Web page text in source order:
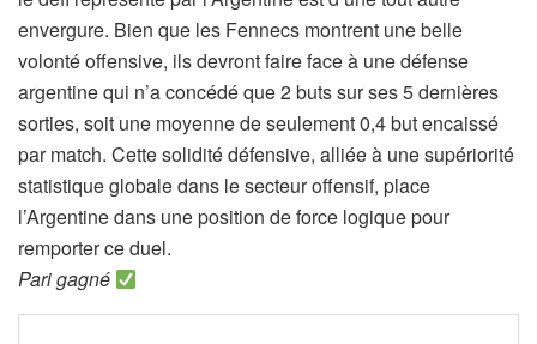
envergure. Bien que les Fennecs montrent une belle
volonté offensive, ils devront faire face à une défense
argentine qui n’a concédé que 2 buts sur ses 5 dernières
sorties, soit une moyenne de seulement 0,4 but encaissé
par match. Cette solidité défensive, alliée à une supériorité
statistique globale dans le secteur offensif, place
l’Argentine dans une position de force logique pour
remporter ce duel.
Pari gagné